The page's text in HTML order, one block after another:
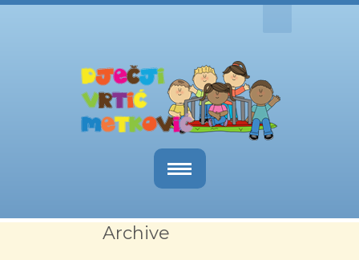
O nama
Archive